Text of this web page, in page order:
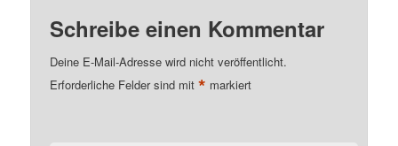
Schreibe einen Kommentar
Deine E-Mail-Adresse wird nicht veröffentlicht.
Erforderliche Felder sind mit* markiert